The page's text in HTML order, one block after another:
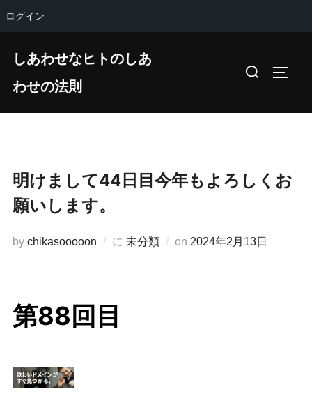
しあわせなヒトのしあ
わせの法則
検
明けまして44日目今年もよろしくお
願いします。
by chikasooooon に 未分類 on 投
2024年2月13日
第88回目
ログイン